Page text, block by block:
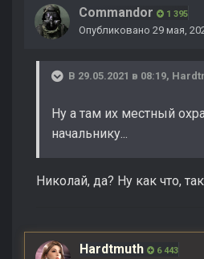
Commandor 1 395
Опубликовано 29 мая,
В 29.05.2021 в 08:19,
Ну а там их местный
начальнику...
Николай, да? Ну как что,
Hardtmuth 6 443